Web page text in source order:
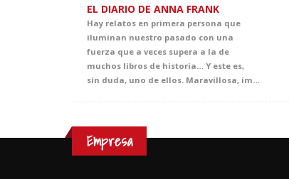
EL DIARIO DE ANNA FRANK
Hay relatos en primera persona que
iluminan nuestro pasado con una
fuerza que a veces supera a la de
muchos libros de historia… Y este es,
sin duda, uno de ellos. Maravillosa, impactante y cautivadora, esta adaptación transmite un poderoso mensaje de esperanza que atrapa al público desde el primer instante. Llena de ternura, emoción y sensibilidad, ofrece al alumnado una oportunidad única para adentrarse en la mirada de Anna, una joven vital, inteligente y curiosa, y acercarse, desde la experiencia teatral, a uno de los episodios más sobrecogedores de la historia contemporánea.
Empresa